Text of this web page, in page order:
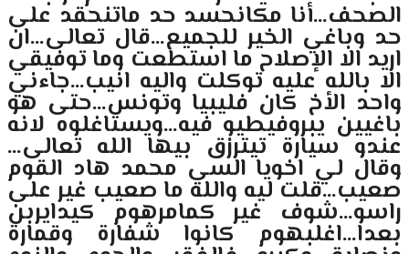
الصحف…أنا مكانحسد حد ماتنحقد على
حد وباغي الخير للجميع…قال تعالى…ان
اريد الا الإصلاح ما استطعت وما توفيقي
الا بالله عليه توكلت واليه انيب…جاءني
واحد الأخ كان فليبيا وتونس…حتى هو
باغيين يبروفيطيو فيه…ويستاغلوه لانه
عندو سيارة تيترزق بيها الله تعالى…
وقال لي اخويا السي محمد هاد القوم
صعيب…قلت ليه والله ما صعيب غير على
راسو…شوف غير كمامرهوم كيدايربن
بعدا…اغلبهوم كانوا شفارة وقمارة